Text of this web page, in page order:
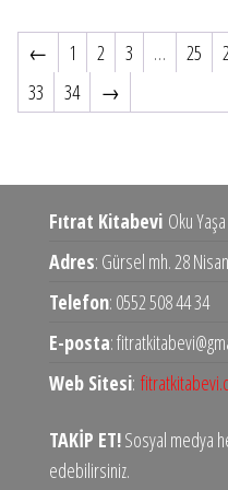
← 1 2 3 … 25
33
34 →
Fıtrat Kitabevi Oku
Adres: Gürsel mh. 28
Telefon: 0552 508 44 34
E-posta:
Web Sitesi:
TAKİP ET!Sosyal medya
edebilirsiniz.